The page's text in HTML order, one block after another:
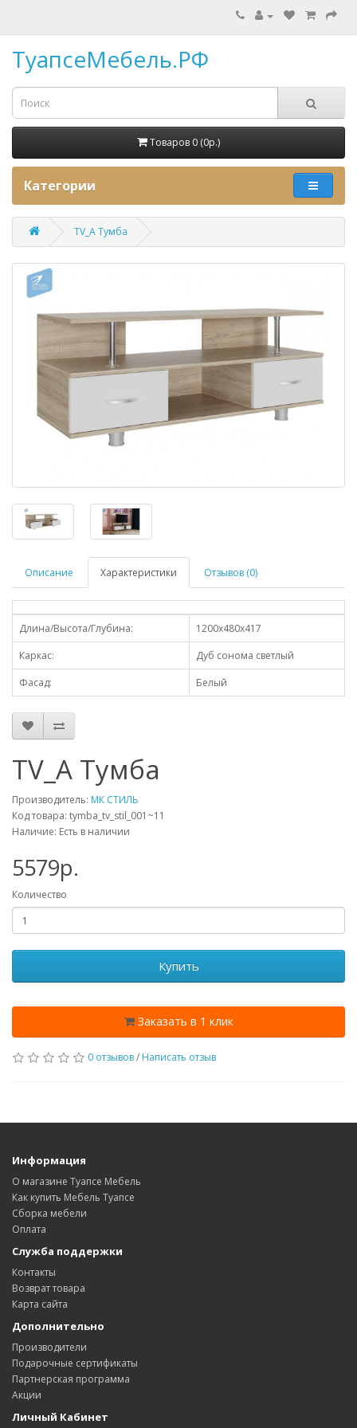
ТуапсеМебель.РФ
Товаров 0 (0p.)
Категории
TV_А Тумба
Описание Характеристики Отзывов (0)
Длина/Высота/Глубина:
1200х480x417
Каркас:
Дуб сонома светлый
Фасад:
Белый
TV_А Тумба
Производитель: МК СТИЛЬ
Код товара: tymba_tv_stil_001~11
Наличие: Есть в наличии
5579p.
Количество
Купить
Заказать в 1 клик
0 отзывов/ Написать отзыв
Информация
О магазине Туапсе Мебель
Как купить Мебель Туапсе
Сборка мебели
Оплата
Служба поддержки
Контакты
Возврат товара
Карта сайта
Дополнительно
Производители
Подарочные сертификаты
Партнерская программа
Акции
Личный Кабинет